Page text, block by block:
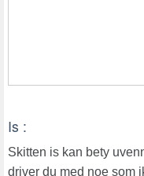
Is :
Skitten is kan bety
driver du med noe som